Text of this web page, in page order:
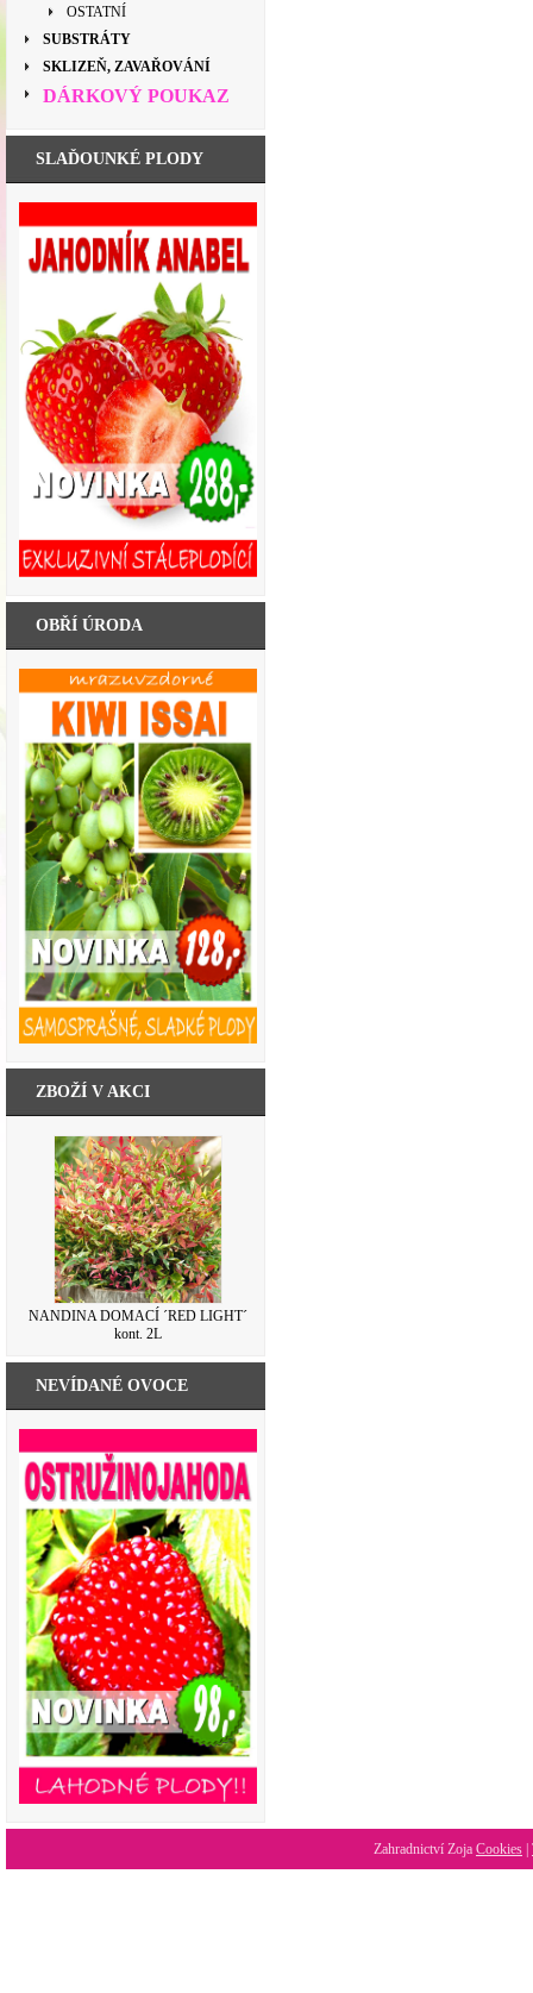
OSTATNÍ
SUBSTRÁTY
SKLIZEŇ, ZAVAŘOVÁNÍ
DÁRKOVÝ POUKAZ
SLAĎOUNKÉ PLODY
OBŘÍ ÚRODA
ZBOŽÍ V AKCI
NANDINA DOMACÍ ´RED LIGHT´
kont. 2L
NEVÍDANÉ OVOCE
Zahradnictví Zoja Cookies